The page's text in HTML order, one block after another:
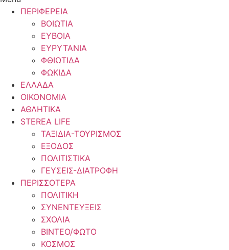
ΠΕΡΙΦΕΡΕΙΑ
ΒΟΙΩΤΙΑ
ΕΥΒΟΙΑ
ΕΥΡΥΤΑΝΙΑ
ΦΘΙΩΤΙΔΑ
ΦΩΚΙΔΑ
ΕΛΛΑΔΑ
ΟΙΚΟΝΟΜΙΑ
ΑΘΛΗΤΙΚΑ
STEREA LIFE
ΤΑΞΙΔΙΑ-ΤΟΥΡΙΣΜΟΣ
ΕΞΟΔΟΣ
ΠΟΛΙΤΙΣΤΙΚΑ
ΓΕΥΣΕΙΣ-ΔΙΑΤΡΟΦΗ
ΠΕΡΙΣΣΟΤΕΡΑ
ΠΟΛΙΤΙΚΗ
ΣΥΝΕΝΤΕΥΞΕΙΣ
ΣΧΟΛΙΑ
ΒΙΝΤΕΟ/ΦΩΤΟ
ΚΟΣΜΟΣ